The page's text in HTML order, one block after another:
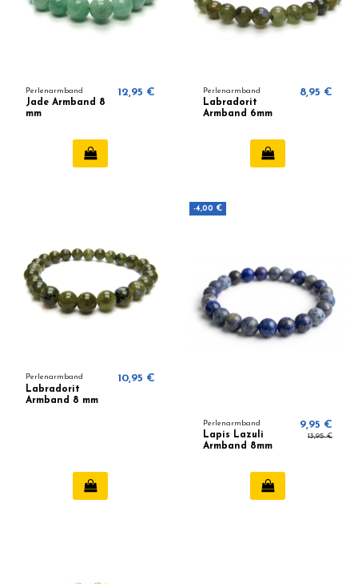
Perlenarmband
Jade Armband 8
mm
12,95 € Perlenarmband
Labradorit
Armband 6mm
8,95 €
Perlenarmband
Labradorit
Armband 8 mm
10,95 €
-4,00 €
Perlenarmband
Lapis Lazuli
Armband 8mm
9,95 €
13,95 €